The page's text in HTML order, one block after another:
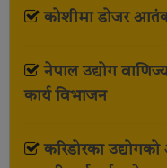
कोशीमा डोजर
नेपाल उद्योग
कार्य विभाजन
करिडोरका